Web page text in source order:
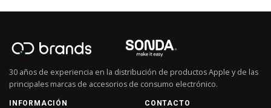
30 años de experiencia en la distribución de productos Apple y de las
principales marcas de accesorios de consumo electrónico.
INFORMACIÓN CONTACTO